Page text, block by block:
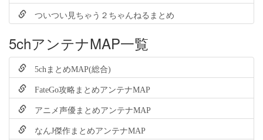
ついつい見ちゃう２ちゃんねるまとめ
5chアンテナMAP一覧
5chまとめMAP(総合)
FateGo攻略まとめアンテナMAP
アニメ声優まとめアンテナMAP
なんJ傑作まとめアンテナMAP